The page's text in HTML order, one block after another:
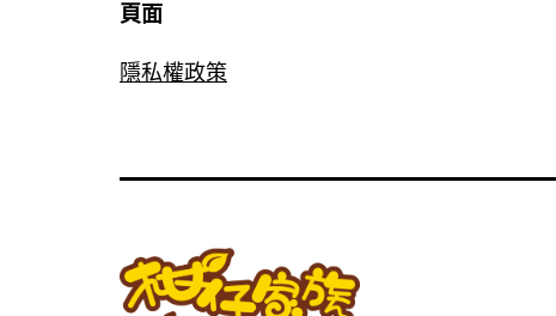
頁面
隱私權政策